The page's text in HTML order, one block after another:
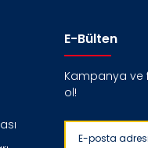
E-Bülten
Kampanya ve
ol!